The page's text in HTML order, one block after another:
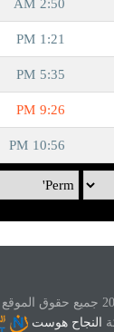
النجاح هوست